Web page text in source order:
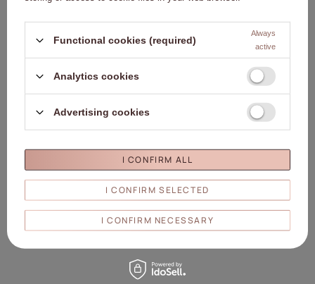
Detalles
Marca
02. MollyLac
Entidad responsable de este
producto en la UE
Molly Lac Michał
Szewczyk Seguir leyendo
Símbolo
5903990556036
Capacidad
10 ml/10 g
Marca
Molly Lac♥
responsable/fabricante
Molly Lac Michał Szewczyk
ul. Piotrkowska 270 90-361
Łódź, Polonia
www.mollylac.com
uwagi@mollylac.com
Functional cookies (required)
Always
active
Analytics cookies
Advertising cookies
I CONFIRM SELECTED
I CONFIRM NECESSARY
I CONFIRM ALL